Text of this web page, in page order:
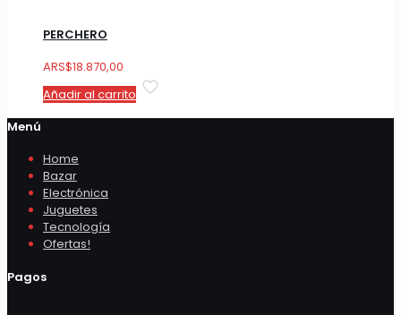
PERCHERO
ARS$18.870,00
Añadir al carrito
Menú
Home
Bazar
Electrónica
Juguetes
Tecnología
Ofertas!
Pagos